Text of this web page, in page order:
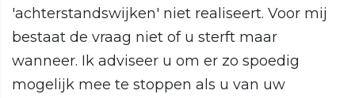
'achterstandswijken' niet realiseert. Voor mij
bestaat de vraag niet of u sterft maar
wanneer. Ik adviseer u om er zo spoedig
mogelijk mee te stoppen als u van uw